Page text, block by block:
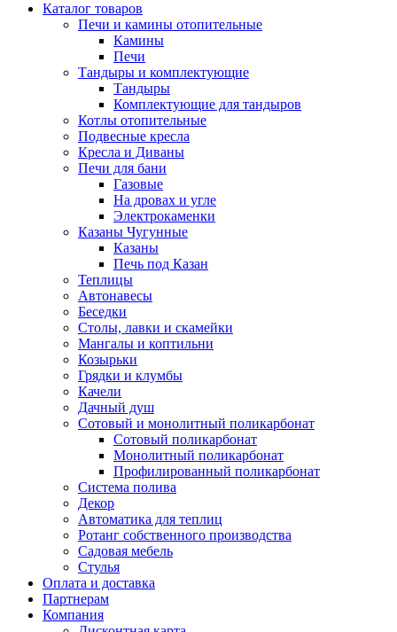
Каталог товаров
Печи и камины отопительные
Камины
Печи
Тандыры и комплектующие
Тандыры
Комплектующие для тандыров
Котлы отопительные
Подвесные кресла
Кресла и Диваны
Печи для бани
Газовые
На дровах и угле
Электрокаменки
Казаны Чугунные
Казаны
Печь под Казан
Теплицы
Автонавесы
Беседки
Столы, лавки и скамейки
Мангалы и коптильни
Козырьки
Грядки и клумбы
Качели
Дачный душ
Сотовый и монолитный поликарбонат
Сотовый поликарбонат
Монолитный поликарбонат
Профилированный поликарбонат
Система полива
Декор
Автоматика для теплиц
Ротанг собственного производства
Садовая мебель
Стулья
Оплата и доставка
Партнерам
Компания